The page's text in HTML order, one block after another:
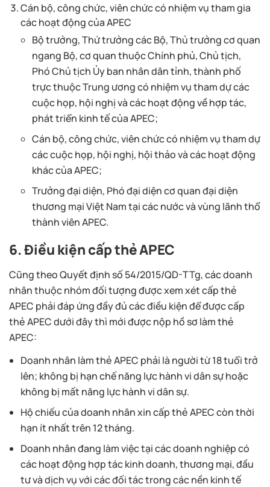
Cán bộ, công chức, viên chức có nhiệm vụ tham gia
các hoạt động của APEC
Bộ trưởng, Thứ trưởng các Bộ, Thủ trưởng cơ quan
ngang Bộ, cơ quan thuộc Chính phủ, Chủ tịch,
Phó Chủ tịch Ủy ban nhân dân tỉnh, thành phố
trực thuộc Trung ương có nhiệm vụ tham dự các
cuộc họp, hội nghị và các hoạt động về hợp tác,
phát triển kinh tế của APEC;
Cán bộ, công chức, viên chức có nhiệm vụ tham dự
các cuộc họp, hội nghị, hội thảo và các hoạt động
khác của APEC;
Trưởng đại diện, Phó đại diện cơ quan đại diện
thương mại Việt Nam tại các nước và vùng lãnh thổ
thành viên APEC.
6. Điều kiện cấp thẻ APEC
Cũng theo Quyết định số 54/2015/QD-TTg, các doanh
nhân thuộc nhóm đối tượng được xem xét cấp thẻ
APEC phải đáp ứng đầy đủ các điều kiện để được cấp
thẻ APEC dưới đây thì mới được nộp hồ sơ làm thẻ
APEC:
Doanh nhân làm thẻ APEC phải là người từ 18 tuổi trở
lên; không bị hạn chế năng lực hành vi dân sự hoặc
không bị mất năng lực hành vi dân sự.
Hộ chiếu của doanh nhân xin cấp thẻ APEC còn thời
hạn ít nhất trên 12 tháng.
Doanh nhân đang làm việc tại các doanh nghiệp có
các hoạt động hợp tác kinh doanh, thương mại, đầu
tư và dịch vụ với các đối tác trong các nền kinh tế